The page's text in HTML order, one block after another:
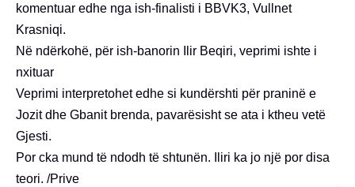
komentuar edhe nga ish-finalisti i BBVK3, Vullnet
Krasniqi.
Në ndërkohë, për ish-banorin Ilir Beqiri, veprimi ishte i
nxituar
Veprimi interpretohet edhe si kundërshti për praninë e
Jozit dhe Gbanit brenda, pavarësisht se ata i ktheu vetë
Gjesti.
Por cka mund të ndodh të shtunën. Iliri ka jo një por disa
teori. /Prive